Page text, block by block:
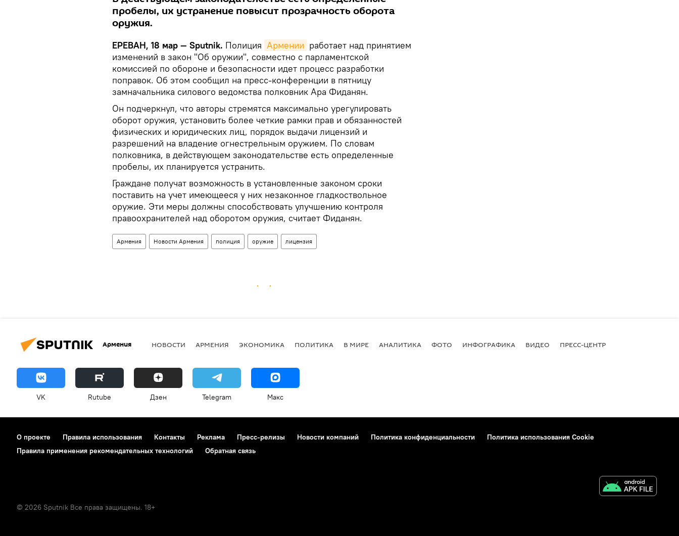
пробелы, их устранение повысит прозрачность оборота
оружия.
ЕРЕВАН, 18 мар — Sputnik. Полиция Армении работает над принятием
изменений в закон "Об оружии", совместно с парламентской
комиссией по обороне и безопасности идет процесс разработки
поправок. Об этом сообщил на пресс-конференции в пятницу
замначальника силового ведомства полковник Ара Фиданян.
Он подчеркнул, что авторы стремятся максимально урегулировать
оборот оружия, установить более четкие рамки прав и обязанностей
физических и юридических лиц, порядок выдачи лицензий и
разрешений на владение огнестрельным оружием. По словам
полковника, в действующем законодательстве есть определенные
пробелы, их планируется устранить.
Граждане получат возможность в установленные законом сроки
поставить на учет имеющееся у них незаконное гладкоствольное
оружие. Эти меры должны способствовать улучшению контроля
правоохранителей над оборотом оружия, считает Фиданян.
Армения Новости Армения полиция оружие лицензия
Армения НОВОСТИ АРМЕНИЯ ЭКОНОМИКА ПОЛИТИКА В МИРЕ АНАЛИТИКА ФОТО ИНФОГРАФИКА ВИДЕО ПРЕСС-ЦЕНТР
VK Rutube Дзен Telegram Макс
О проекте Правила использования Контакты Реклама Пресс-релизы Новости компаний Политика конфиденциальности
Политика использования Cookie
Правила применения рекомендательных технологий
Обратная связь
© 2026 Sputnik Все права защищены. 18+